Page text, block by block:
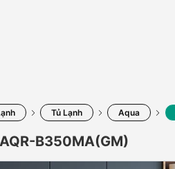
Tủ Lạnh Aqua
B350MA(GM)